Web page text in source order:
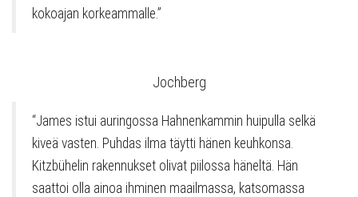
kokoajan korkeammalle.”
Jochberg
“James istui auringossa Hahnenkammin huipulla selkä
kiveä vasten. Puhdas ilma täytti hänen keuhkonsa.
Kitzbühelin rakennukset olivat piilossa häneltä. Hän
saattoi olla ainoa ihminen maailmassa, katsomassa